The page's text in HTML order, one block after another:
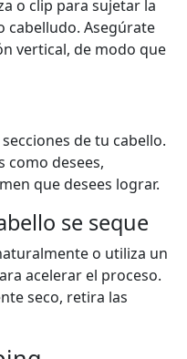
o clip para sujetar la
cabelludo. Asegúrate
vertical, de modo que
de tu cabello.
como desees,
que desees lograr.
se seque
o utiliza un
acelerar el proceso.
seco, retira las